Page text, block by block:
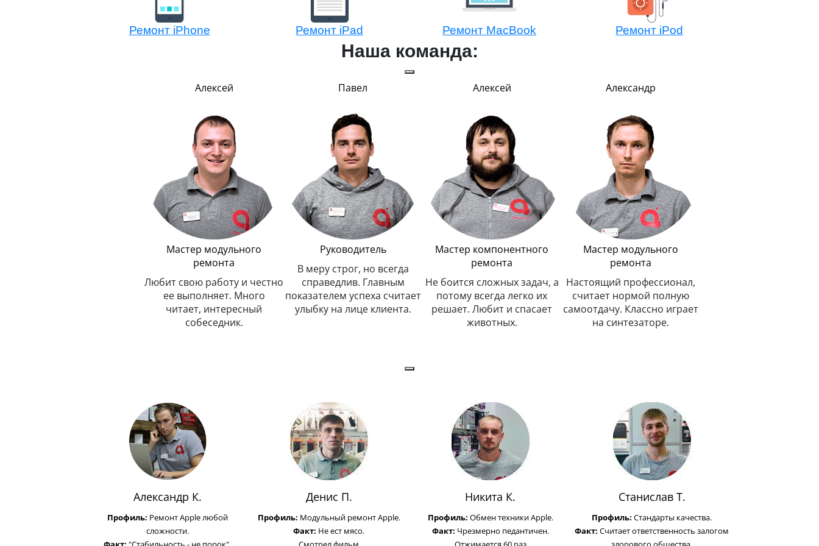
Ремонт iPhone Ремонт iPad Ремонт MacBook Ремонт iPod
Наша команда:
Алексей
Мастер модульного
ремонта
Любит свою работу и честно
ее выполняет. Много
читает, интересный
собеседник.
Павел
Руководитель
В меру строг, но всегда
справедлив. Главным
показателем успеха считает
улыбку на лице клиента.
Алексей
Мастер компонентного
ремонта
Не боится сложных задач, а
потому всегда легко их
решает. Любит и спасает
животных.
Александр
Мастер модульного
ремонта
Настоящий профессионал,
считает нормой полную
самоотдачу. Классно играет
на синтезаторе.
Александр К.
Профиль: Ремонт Apple любой
сложности.
Денис П.
Профиль: Модульный ремонт Apple.
Факт: Не ест мясо.
Никита К.
Профиль: Обмен техники Apple.
Факт: Чрезмерно педантичен.
Станислав Т.
Профиль: Стандарты качества.
Факт: Считает ответственность залогом